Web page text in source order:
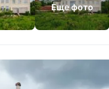
Еще фото